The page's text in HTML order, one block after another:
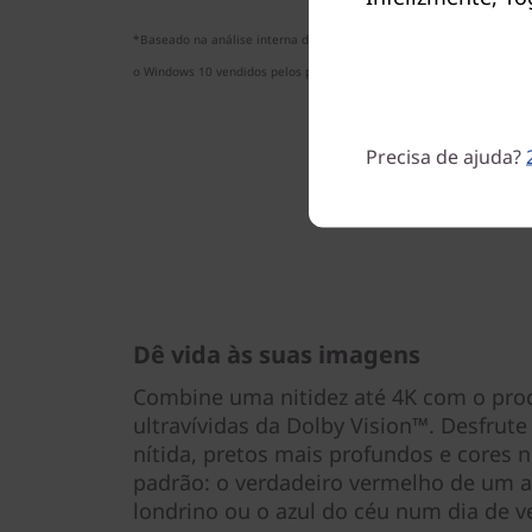
*Baseado na análise interna da Lenovo válida em 1 de agosto de
o Windows 10 vendidos pelos principais fabricantes de PCs com
Dê vida às suas imagens
Combine uma nitidez até 4K com o
ultravívidas da Dolby Vision™.
nítida, pretos mais profundos e cores
padrão: o verdadeiro vermelho de um
londrino ou o azul do céu num dia de
Precisa de ajuda?